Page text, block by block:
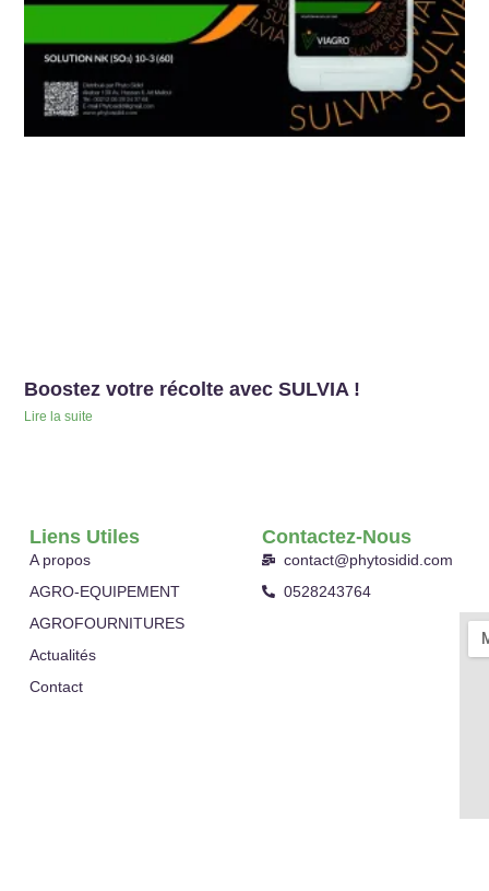
Boostez votre récolte avec SULVIA !
Lire la suite
Liens Utiles
A propos
AGRO-EQUIPEMENT
AGROFOURNITURES
Actualités
Contact
Contactez-Nous
contact@phytosidid.com
0528243764